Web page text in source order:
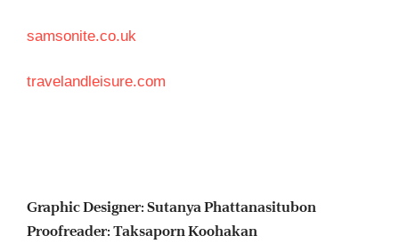
samsonite.co.uk
travelandleisure.com
Graphic Designer: Sutanya Phattanasitubon
Proofreader: Taksaporn Koohakan